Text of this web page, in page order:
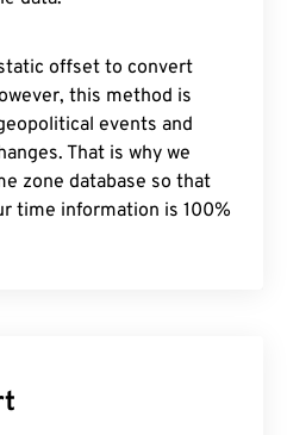
offset to convert
this method is
events and
That is why we
zone database so that
time information is 100%